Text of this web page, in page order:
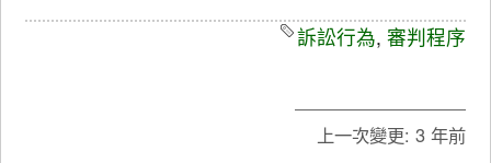
訴訟行為, 審判程序
上一次變更: 3 年前